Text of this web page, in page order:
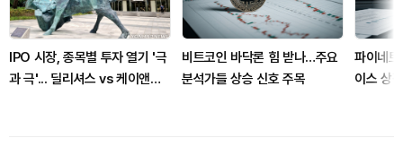
IPO 시장, 종목별 투자 열기 '극
과 극'... 딜리셔스 vs 케이앤에
비트코인 바닥론 힘 받나…주요
분석가들 상승 신호 주목
파이네트
이스 상